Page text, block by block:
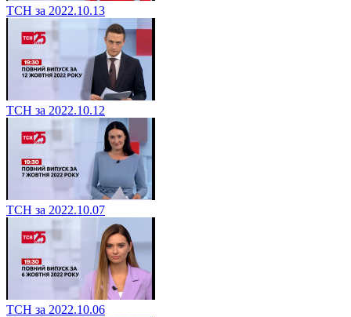
ТСН за 2022.10.13
ТСН за 2022.10.12
ТСН за 2022.10.07
ТСН за 2022.10.06